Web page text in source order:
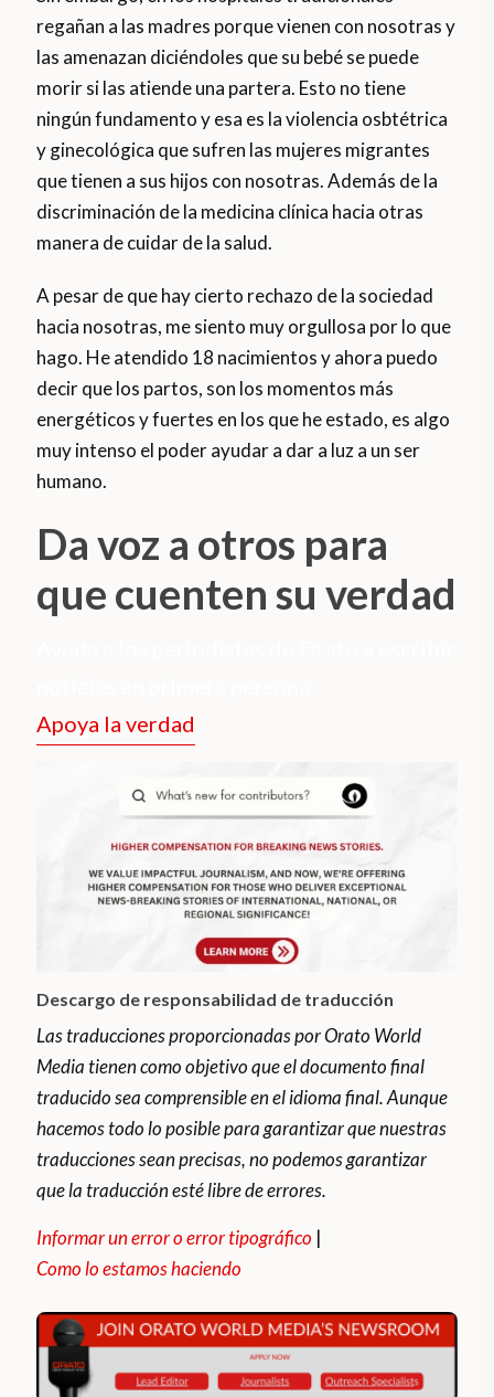
regañan a las madres porque vienen con nosotras y
las amenazan diciéndoles que su bebé se puede
morir si las atiende una partera. Esto no tiene
ningún fundamento y esa es la violencia osbtétrica
y ginecológica que sufren las mujeres migrantes
que tienen a sus hijos con nosotras. Además de la
discriminación de la medicina clínica hacia otras
manera de cuidar de la salud.
A pesar de que hay cierto rechazo de la sociedad
hacia nosotras, me siento muy orgullosa por lo que
hago. He atendido 18 nacimientos y ahora puedo
decir que los partos, son los momentos más
energéticos y fuertes en los que he estado, es algo
muy intenso el poder ayudar a dar a luz a un ser
humano.
Da voz a otros para
que cuenten su verdad
Apoya la verdad
Descargo de responsabilidad de traducción
Las traducciones proporcionadas por Orato World
Media tienen como objetivo que el documento final
traducido sea comprensible en el idioma final. Aunque
hacemos todo lo posible para garantizar que nuestras
traducciones sean precisas, no podemos garantizar
que la traducción esté libre de errores.
Informar un error o error tipográfico |
Como lo estamos haciendo